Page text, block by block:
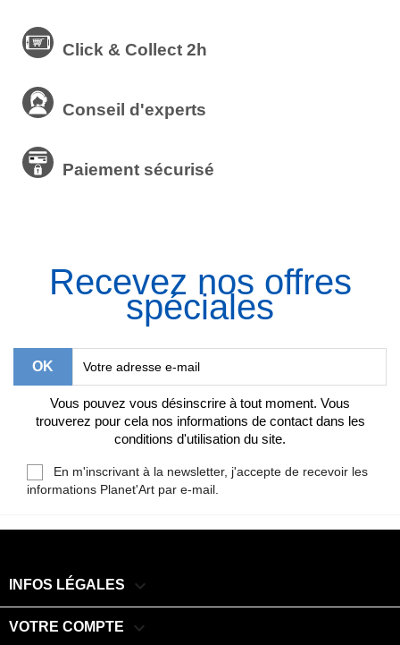
Click & Collect 2h
Conseil d'experts
Paiement sécurisé
Recevez nos offres
spéciales
Vous pouvez vous désinscrire à tout moment. Vous
trouverez pour cela nos informations de contact dans les
conditions d'utilisation du site.
En m'inscrivant à la newsletter, j'accepte de recevoir les
informations Planet'Art par e-mail.
INFOS LÉGALES 
VOTRE COMPTE 